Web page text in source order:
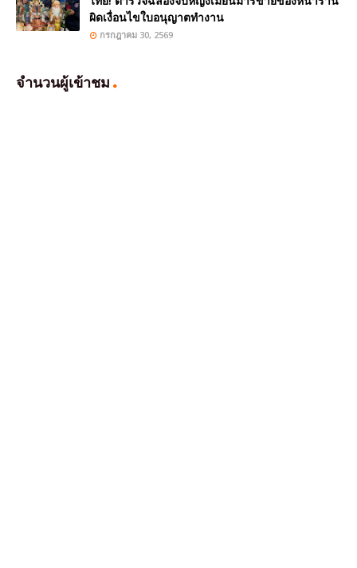
ผิดเงื่อนไขใบอนุญาตทำงาน
กรกฎาคม 30, 2569
จำนวนผู้เข้าชม